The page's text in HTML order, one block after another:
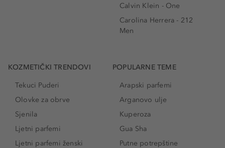
Calvin Klein - One
Carolina Herrera - 212
Men
KOZMETIČKI TRENDOVI
Tekuci Puderi
Olovke za obrve
Sjenila
Ljetni parfemi
Ljetni parfemi ženski
POPULARNE TEME
Arapski parfemi
Arganovo ulje
Kuperoza
Gua Sha
Putne potrepštine